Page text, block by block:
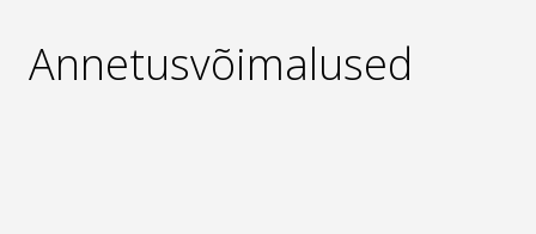
Annetusvõimalused